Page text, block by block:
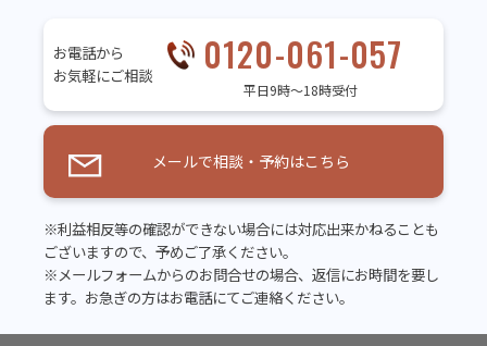
お電話から
お気軽にご相談
0120-061-057
平日9時～18時受付
メールで相談・予約はこちら
※利益相反等の確認ができない場合には対応出来かねることも
ございますので、予めご了承ください。
※メールフォームからのお問合せの場合、返信にお時間を要し
ます。お急ぎの方はお電話にてご連絡ください。